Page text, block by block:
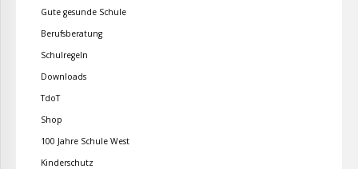
Gute gesunde Schule
Berufsberatung
Schulregeln
Downloads
TdoT
Shop
100 Jahre Schule West
Kinderschutz